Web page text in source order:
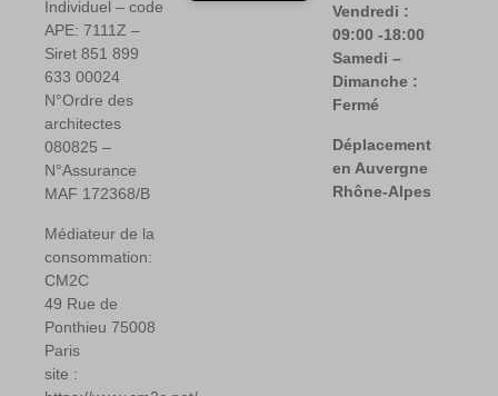
Individuel – code
APE: 7111Z –
Siret 851 899
633 00024
N°Ordre des
architectes
080825 –
N°Assurance
MAF 172368/B
Médiateur de la
consommation:
CM2C
49 Rue de
Ponthieu 75008
Paris
site :
Vendredi :
09:00 -18:00
Samedi –
Dimanche :
Fermé
Déplacement
en Auvergne
Rhône-Alpes